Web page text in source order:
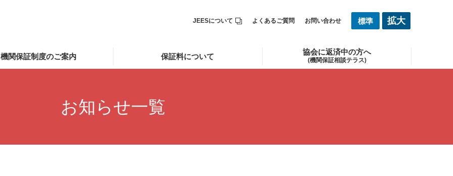
JEESについて よくあるご質問 お問い合わせ 標準 拡大
機関保証制度のご案内 保証料について
協会に返済中の方へ
(機関保証相談テラス)
お知らせ一覧